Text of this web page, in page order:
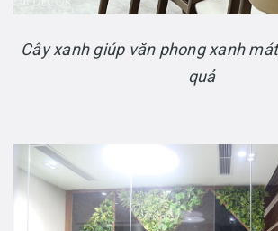
Cây xanh giúp văn phong xanh
quả